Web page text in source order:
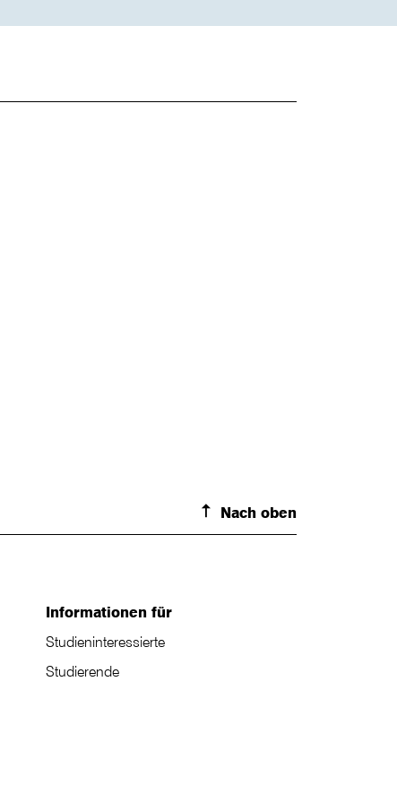
Nach oben
Informationen für
Studieninteressierte
Studierende